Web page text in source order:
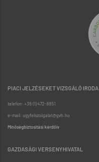
PIACI JELZÉSEKET VIZSGÁLÓ IRODA
telefon: +36 (1) 472-8851
e-mail: ugyfelszolgalat@gvh.hu
Minőségbiztosítási kérdőív
GAZDASÁGI VERSENYHIVATAL